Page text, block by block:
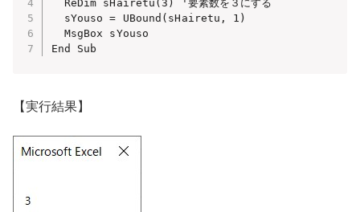
  ReDim sHairetu(3) '要素数を３にする
  sYouso = UBound(sHairetu, 1)
  MsgBox sYouso
End Sub
【実行結果】